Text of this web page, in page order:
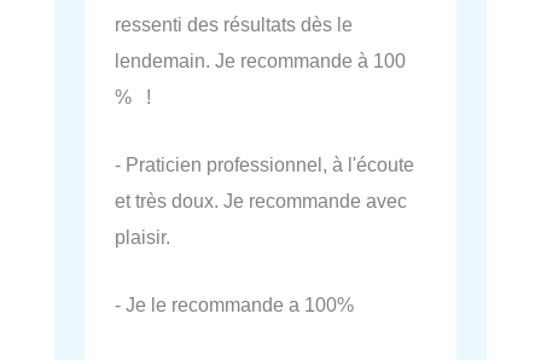
ressenti des résultats dès le
lendemain. Je recommande à 100
% !
- Praticien professionnel, à l'écoute
et très doux. Je recommande avec
plaisir.
- Je le recommande a 100%